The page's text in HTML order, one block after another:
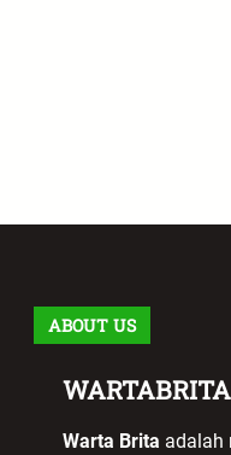
ABOUT US
WARTABRITA
Warta Brita adalah